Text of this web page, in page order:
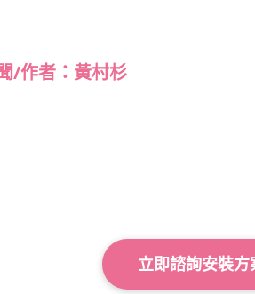
/作者：黃村杉
立即諮詢安裝方